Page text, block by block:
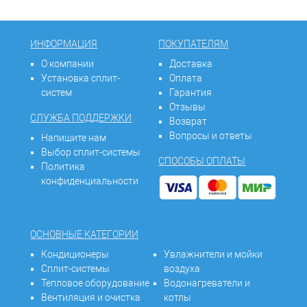
ИНФОРМАЦИЯ
О компании
Установка сплит-
систем
СЛУЖБА ПОДДЕРЖКИ
Напишите нам
Выбор сплит-системы
Политика
конфиденциальности
ПОКУПАТЕЛЯМ
Доставка
Оплата
Гарантия
Отзывы
Возврат
Вопросы и ответы
СПОСОБЫ ОПЛАТЫ
ОСНОВНЫЕ КАТЕГОРИИ
Кондиционеры
Сплит-системы
Тепловое оборудование
Вентиляция и очистка
Увлажнители и мойки
воздуха
Водонагреватели и
котлы